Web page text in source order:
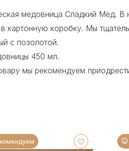
медовница Сладкий Мёд. В
картонную коробку. Мы
с позолотой.
450 мл.
мы рекомендуем